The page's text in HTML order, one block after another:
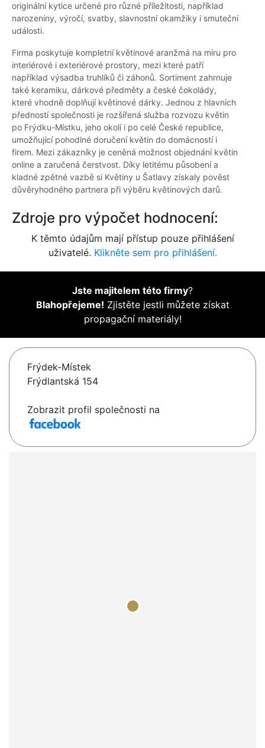
originální kytice určené pro různé příležitosti, například
narozeniny, výročí, svatby, slavnostní okamžiky i smuteční
události.
Firma poskytuje kompletní květinové aranžmá na míru pro
interiérové i exteriérové prostory, mezi které patří
například výsadba truhlíků či záhonů. Sortiment zahrnuje
také keramiku, dárkové předměty a české čokolády,
které vhodně doplňují květinové dárky. Jednou z hlavních
předností společnosti je rozšířená služba rozvozu květin
po Frýdku-Místku, jeho okolí i po celé České republice,
umožňující pohodlné doručení květin do domácností i
firem. Mezi zákazníky je ceněná možnost objednání květin
online a zaručená čerstvost. Díky letitému působení a
kladné zpětné vazbě si Květiny u Šatlavy získaly pověst
důvěryhodného partnera při výběru květinových darů.
Zdroje pro výpočet hodnocení:
K těmto údajům mají přístup pouze přihlášení
uživatelé. Klikněte sem pro přihlášení.
Jste majitelem této firmy?
Blahopřejeme! Zjistěte jestli můžete získat
propagační materiály!
Frýdek-Místek
Frýdlantská 154
Zobrazit profil společnosti na